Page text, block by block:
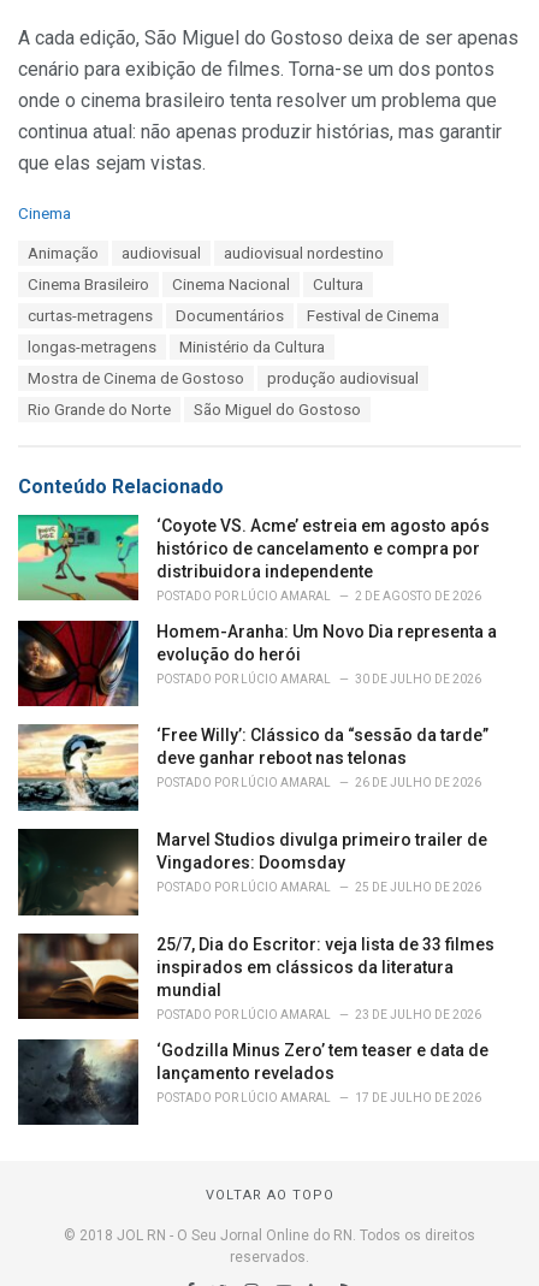
A cada edição, São Miguel do Gostoso deixa de ser apenas
cenário para exibição de filmes. Torna-se um dos pontos
onde o cinema brasileiro tenta resolver um problema que
continua atual: não apenas produzir histórias, mas garantir
que elas sejam vistas.
C
Cinema
Animação audiovisual
audiovisual nordestino
Cinema Brasileiro
Cinema Nacional
Cultura
curtas-metragens
Documentários
Festival de Cinema
longas-metragens
Ministério da Cultura
Mostra de Cinema de Gostoso
produção audiovisual
Rio Grande do Norte
São Miguel do Gostoso
Conteúdo Relacionado
‘Coyote VS. Acme’ estreia em agosto após
histórico de cancelamento e compra por
distribuidora independente
POSTADO POR LÚCIO AMARAL 2 DE AGOSTO DE 2026
Homem-Aranha: Um Novo Dia representa a
evolução do herói
POSTADO POR LÚCIO AMARAL 30 DE JULHO DE 2026
‘Free Willy’: Clássico da “sessão da tarde”
deve ganhar reboot nas telonas
POSTADO POR LÚCIO AMARAL 26 DE JULHO DE 2026
Marvel Studios divulga primeiro trailer de
Vingadores: Doomsday
POSTADO POR LÚCIO AMARAL 25 DE JULHO DE 2026
25/7, Dia do Escritor: veja lista de 33 filmes
inspirados em clássicos da literatura
mundial
POSTADO POR LÚCIO AMARAL 23 DE JULHO DE 2026
‘Godzilla Minus Zero’ tem teaser e data de
lançamento revelados
POSTADO POR LÚCIO AMARAL 17 DE JULHO DE 2026
VOLTAR AO TOPO
© 2018 JOL RN - O Seu Jornal Online do RN. Todos os direitos
reservados.